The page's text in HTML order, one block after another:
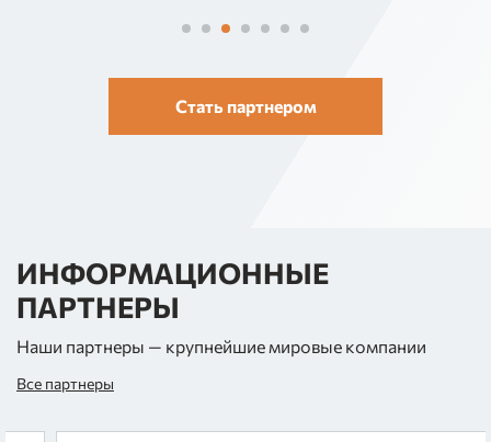
Стать партнером
ИНФОРМАЦИОННЫЕ
ПАРТНЕРЫ
Наши партнеры — крупнейшие мировые компании
Все партнеры